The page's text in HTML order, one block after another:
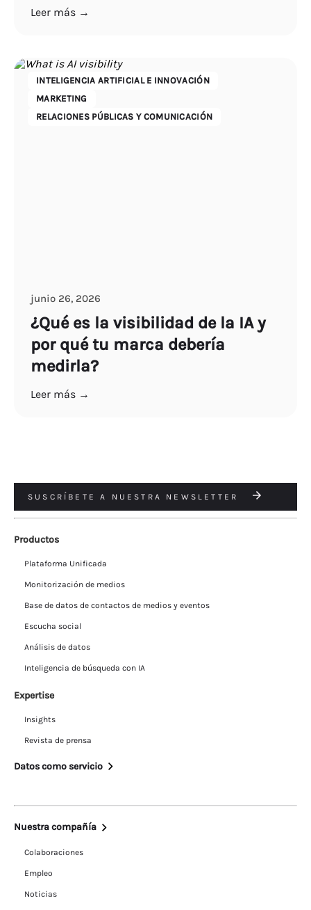
Leer más →
INTELIGENCIA ARTIFICIAL E INNOVACIÓN
MARKETING
RELACIONES PÚBLICAS Y COMUNICACIÓN
junio 26, 2026
¿Qué es la visibilidad de la IA y
por qué tu marca debería
medirla?
Leer más →
SUSCRÍBETE A NUESTRA NEWSLETTER
Productos
Plataforma Unificada
Monitorización de medios
Base de datos de contactos de medios y eventos
Escucha social
Análisis de datos
Inteligencia de búsqueda con IA
Expertise
Insights
Revista de prensa
Datos como servicio
Nuestra compañía
Colaboraciones
Empleo
Noticias